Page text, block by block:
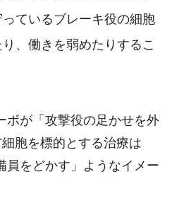
ているブレーキ役の細胞
、働きを弱めたりするこ
ボが「攻撃役の足かせを外
胞を標的とする治療は
員をどかす」ようなイメー